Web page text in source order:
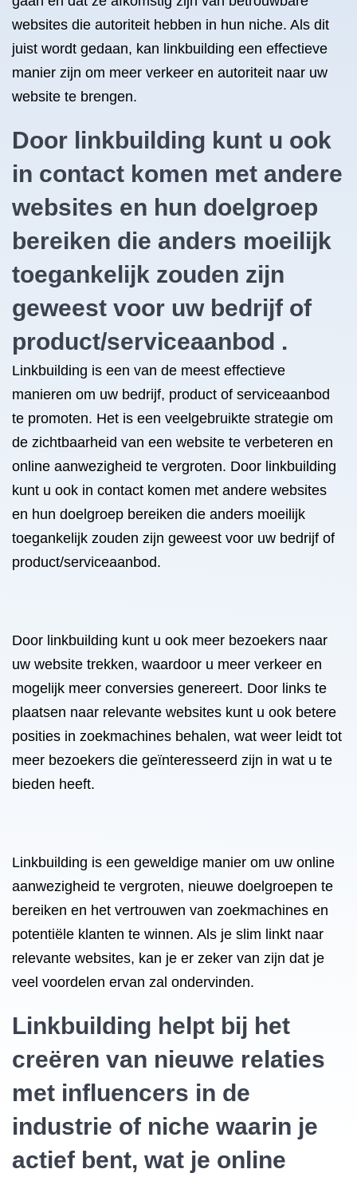
websites die autoriteit hebben in hun niche. Als dit
juist wordt gedaan, kan linkbuilding een effectieve
manier zijn om meer verkeer en autoriteit naar uw
website te brengen.
Door linkbuilding kunt u ook
in contact komen met andere
websites en hun doelgroep
bereiken die anders moeilijk
toegankelijk zouden zijn
geweest voor uw bedrijf of
product/serviceaanbod .
Linkbuilding is een van de meest effectieve
manieren om uw bedrijf, product of serviceaanbod
te promoten. Het is een veelgebruikte strategie om
de zichtbaarheid van een website te verbeteren en
online aanwezigheid te vergroten. Door linkbuilding
kunt u ook in contact komen met andere websites
en hun doelgroep bereiken die anders moeilijk
toegankelijk zouden zijn geweest voor uw bedrijf of
product/serviceaanbod.
Door linkbuilding kunt u ook meer bezoekers naar
uw website trekken, waardoor u meer verkeer en
mogelijk meer conversies genereert. Door links te
plaatsen naar relevante websites kunt u ook betere
posities in zoekmachines behalen, wat weer leidt tot
meer bezoekers die geïnteresseerd zijn in wat u te
bieden heeft.
Linkbuilding is een geweldige manier om uw online
aanwezigheid te vergroten, nieuwe doelgroepen te
bereiken en het vertrouwen van zoekmachines en
potentiële klanten te winnen. Als je slim linkt naar
relevante websites, kan je er zeker van zijn dat je
veel voordelen ervan zal ondervinden.
Linkbuilding helpt bij het
creëren van nieuwe relaties
met influencers in de
industrie of niche waarin je
actief bent, wat je online